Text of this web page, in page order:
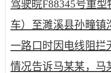
驾驶皖F88345号重
车）至濉溪县孙疃镇
一路口时因电线阻拦
情况告诉马某某，马